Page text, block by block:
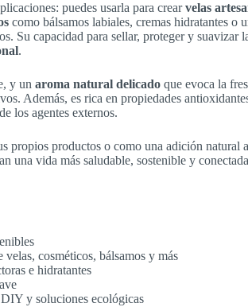
puedes usarla para crearvelas
como bálsamos labiales, cremas hidratantes o
Su capacidad para sellar, proteger y
.
y un aroma natural delicadoque evoca la
Además, es rica en propiedades
los agentes externos.
propios productos o como una adición natural
una vida más saludable, sostenible y
cosméticos, bálsamos y más
e hidratantes
y soluciones ecológicas